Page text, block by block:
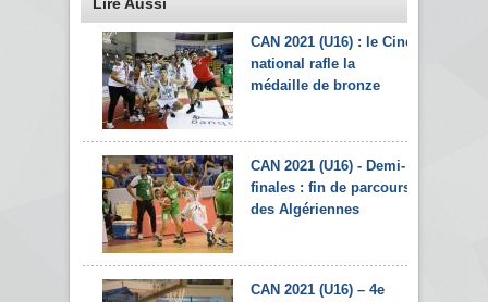
CAN 2021 (U16) : le Cinq
national rafle la
médaille de bronze
CAN 2021 (U16) - Demi-
finales : fin de parcours
des Algériennes
CAN 2021 (U16) – 4e